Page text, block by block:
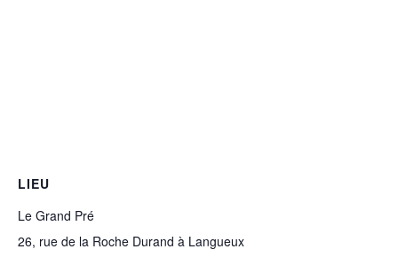
LIEU
Le Grand Pré
26, rue de la Roche Durand à Langueux